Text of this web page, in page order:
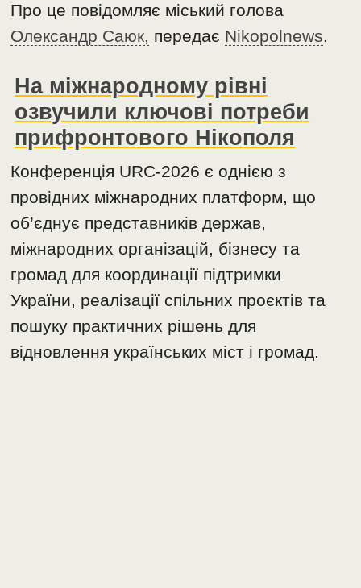
Про це повідомляє міський голова
Олександр Саюк, передає Nikopolnews.
На міжнародному рівні
озвучили ключові потреби
прифронтового Нікополя
Конференція URC-2026 є однією з
провідних міжнародних платформ, що
об’єднує представників держав,
міжнародних організацій, бізнесу та
громад для координації підтримки
України, реалізації спільних проєктів та
пошуку практичних рішень для
відновлення українських міст і громад.